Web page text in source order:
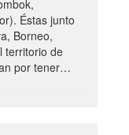
Éstas junto
Borneo,
territorio de
por tener…